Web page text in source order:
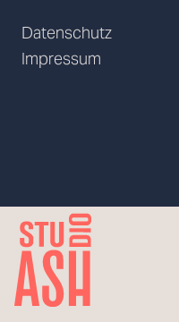
Datenschutz
Impressum